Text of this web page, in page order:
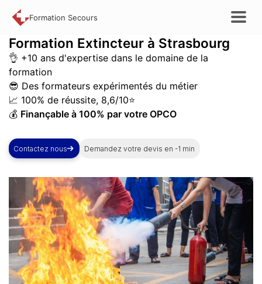
Formation Secours
Formation Extincteur à Strasbourg
👌 +10 ans d'expertise dans le domaine de la
formation
😎 Des formateurs expérimentés du métier
📈 100% de réussite, 8,6/10⭐
💰 Finançable à 100% par votre OPCO
Contactez nous Demandez votre devis en -1 min